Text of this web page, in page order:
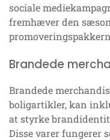
sociale
fremhæver den
Brandede
Brandede
boligartikler, kan
at styrke
Disse varer fungerer